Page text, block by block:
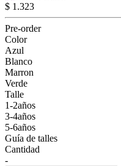
$ 1.323
Pre-order
Color
Azul
Blanco
Marron
Verde
Talle
1-2años
3-4años
5-6años
Guía de talles
Cantidad
-